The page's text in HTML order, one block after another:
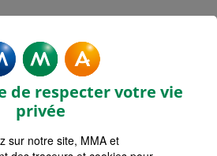
de la Loire Assurance Sarthe (72)
de respecter votre vie
privée
sur notre site, MMA et